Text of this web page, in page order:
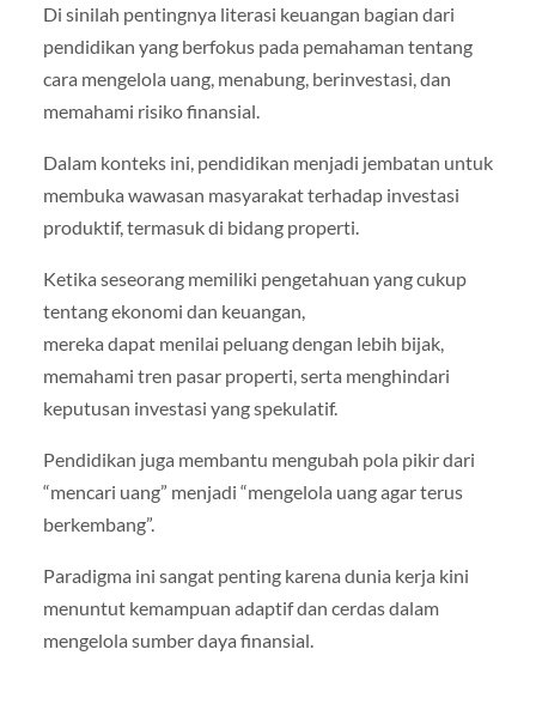
Di sinilah pentingnya literasi keuangan bagian dari
pendidikan yang berfokus pada pemahaman tentang
cara mengelola uang, menabung, berinvestasi, dan
memahami risiko finansial.
Dalam konteks ini, pendidikan menjadi jembatan untuk
membuka wawasan masyarakat terhadap investasi
produktif, termasuk di bidang properti.
Ketika seseorang memiliki pengetahuan yang cukup
tentang ekonomi dan keuangan,
mereka dapat menilai peluang dengan lebih bijak,
memahami tren pasar properti, serta menghindari
keputusan investasi yang spekulatif.
Pendidikan juga membantu mengubah pola pikir dari
“mencari uang” menjadi “mengelola uang agar terus
berkembang”.
Paradigma ini sangat penting karena dunia kerja kini
menuntut kemampuan adaptif dan cerdas dalam
mengelola sumber daya finansial.